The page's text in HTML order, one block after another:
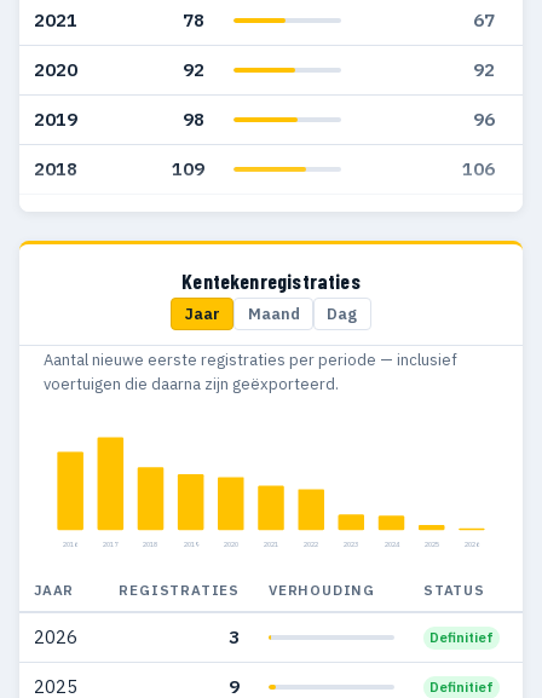
2021 78 67
2020 92 92
2019 98 96
2018 109 106
2017 162 162
151
2014 22
2001 18 1
2000 30 2
Kentekenregistraties
Jaar Maand Dag
Aantal nieuwe eerste registraties per periode — inclusief
voertuigen die daarna zijn geëxporteerd.
2016 2017 2018 2019 2020 2021 2022 2023 2024 2025 2026
JAAR REGISTRATIES VERHOUDING STATUS
2026 3 Definitief
2025 9 Definitief